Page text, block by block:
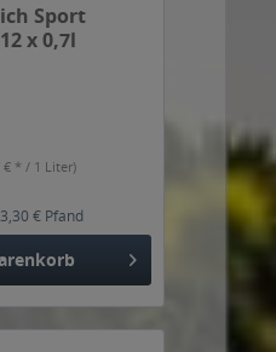
Sport
x 0,7l
€ * / 1 Liter)
€ Pfand